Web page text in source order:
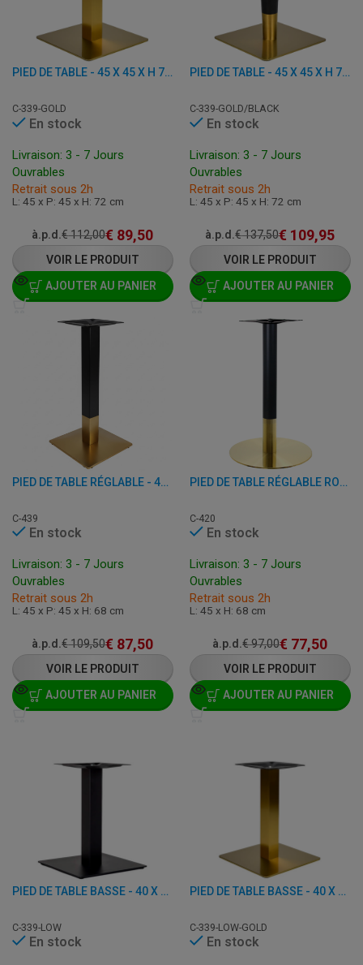
PIED DE TABLE - 45 X 45 X H 72 CM - ACIER INOXYDABLE ET FER
C-339-GOLD
En stock
Livraison: 3 - 7 Jours
Ouvrables
Retrait sous 2h
L: 45 x P: 45 x H: 72 cm
à.p.d.€112,00€ 89,50
VOIR LE PRODUIT
AJOUTER AU PANIER
PIED DE TABLE - 45 X 45 X H 72 CM - ACIER INOXYDABLE ET FER
C-339-GOLD/BLACK
En stock
Livraison: 3 - 7 Jours
Ouvrables
Retrait sous 2h
L: 45 x P: 45 x H: 72 cm
à.p.d.€137,50€ 109,95
VOIR LE PRODUIT
AJOUTER AU PANIER
PIED DE TABLE RÉGLABLE - 45 X 45 X H 68 CM - ACIER INOXYDABLE ET FER
C-439
En stock
Livraison: 3 - 7 Jours
Ouvrables
Retrait sous 2h
L: 45 x P: 45 x H: 68 cm
à.p.d.€109,50€ 87,50
VOIR LE PRODUIT
AJOUTER AU PANIER
PIED DE TABLE RÉGLABLE RONDE - 45 X H 68 CM - ACIER INOXYDABLE ET FER
C-420
En stock
Livraison: 3 - 7 Jours
Ouvrables
Retrait sous 2h
L: 45 x H: 68 cm
à.p.d.€97,00€ 77,50
VOIR LE PRODUIT
AJOUTER AU PANIER
PIED DE TABLE BASSE - 40 X 40 X H 48 CM - FONTE
C-339-LOW
En stock
PIED DE TABLE BASSE - 40 X 40 X H 48 CM - ACIER INOXYDABLE ET FER
C-339-LOW-GOLD
En stock